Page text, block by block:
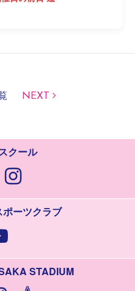
NEXT
クール
ーツクラブ
STADIUM